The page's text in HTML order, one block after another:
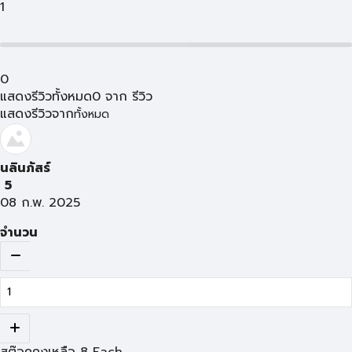
1
0
แสดงรีวิวทั้งหมด0 จาก รีวิว
แสดงรีวิวจากทั้งหมด
นลินภัสร์
5
08 ก.พ. 2025
จำนวน